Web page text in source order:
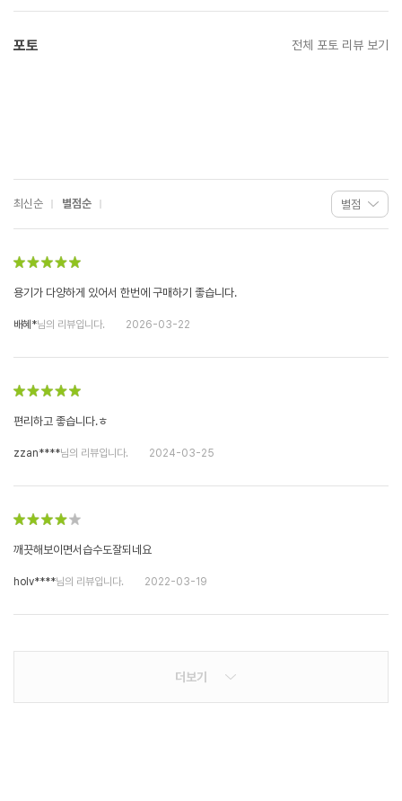
포토 전체 포토 리뷰 보기
최신순 별점순
용기가 다양하게 있어서 한번에 구매하기 좋습니다.
배혜*님의 리뷰입니다. 2026-03-22
편리하고 좋습니다.ㅎ
zzan****님의 리뷰입니다. 2024-03-25
깨끗해보이면서습수도잘되네요
holv****님의 리뷰입니다. 2022-03-19
더보기